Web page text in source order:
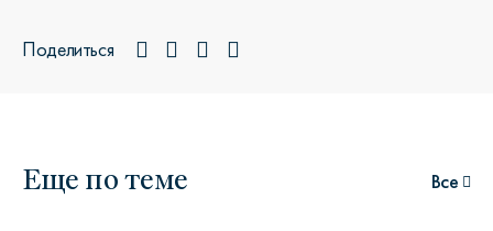
Поделиться
Еще по теме Все